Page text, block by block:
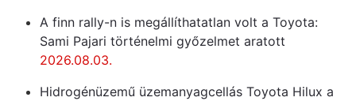
A finn rally-n is megállíthatatlan volt a Toyota:
Sami Pajari történelmi győzelmet aratott
2026.08.03.
Hidrogénüzemű üzemanyagcellás Toyota Hilux a